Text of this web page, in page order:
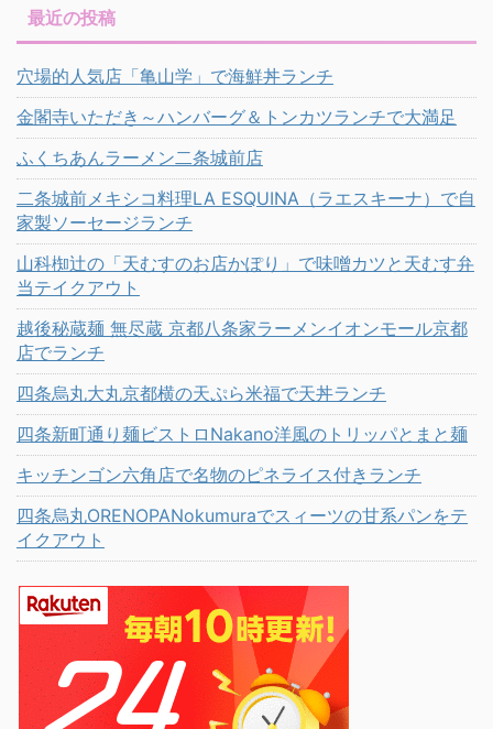
最近の投稿
穴場的人気店「亀山学」で海鮮丼ランチ
金閣寺いただき～ハンバーグ＆トンカツランチで大満足
ふくちあんラーメン二条城前店
二条城前メキシコ料理LA ESQUINA（ラエスキーナ）で自
家製ソーセージランチ
山科椥辻の「天むすのお店かぽり」で味噌カツと天むす弁
当テイクアウト
越後秘蔵麺 無尽蔵 京都八条家ラーメンイオンモール京都
店でランチ
四条烏丸大丸京都横の天ぷら米福で天丼ランチ
四条新町通り麺ビストロNakano洋風のトリッパとまと麺
キッチンゴン六角店で名物のピネライス付きランチ
四条烏丸ORENOPANokumuraでスィーツの甘系パンをテ
イクアウト